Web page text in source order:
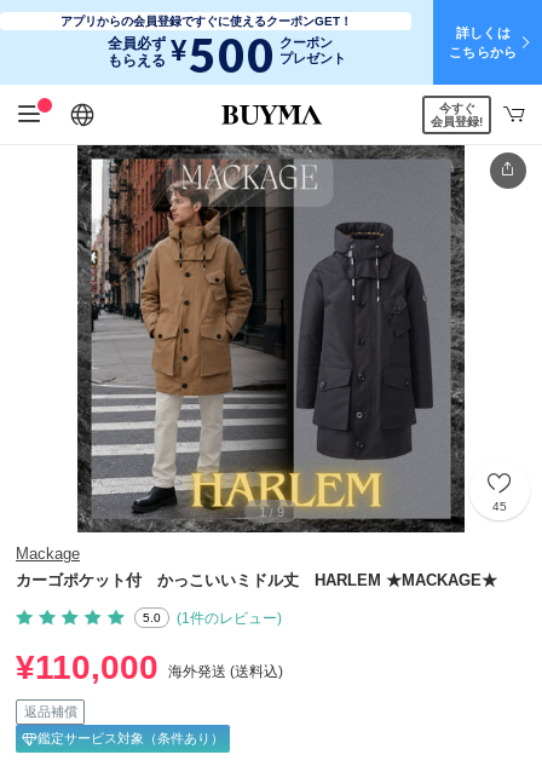
アプリからの会員登録ですぐに使えるクーポンGET！
全員必ず
もらえる ¥500 クーポン
プレゼント
詳しくは
こちらから
日本語
English
简体中文
繁體中文
今すぐ
会員登録!
1 / 9 45
Mackage
カーゴポケット付 かっこいいミドル丈 HARLEM ★MACKAGE★
5.0 (1件のレビュー)
¥110,000 海外発送 (送料込)
返品補償
鑑定サービス対象（条件あり）